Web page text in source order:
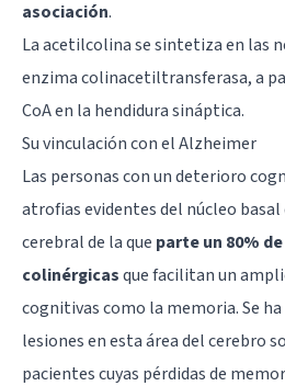
asociación.
La acetilcolina se sintetiza en las
enzima colinacetiltransferasa, a
CoA en la hendidura sináptica.
Su vinculación con el Alzheimer
Las personas con un deterioro
atrofias evidentes del núcleo
cerebral de la que parte un 80%
colinérgicasque facilitan un
cognitivas como la memoria. Se ha
lesiones en esta área del cerebro
pacientes cuyas pérdidas de